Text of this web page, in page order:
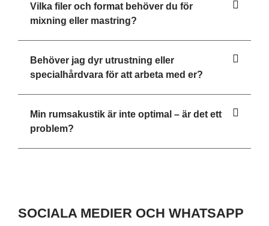
Vilka filer och format behöver du för
mixning eller mastring?
Behöver jag dyr utrustning eller
specialhårdvara för att arbeta med er?
Min rumsakustik är inte optimal – är det ett
problem?
SOCIALA MEDIER OCH WHATSAPP